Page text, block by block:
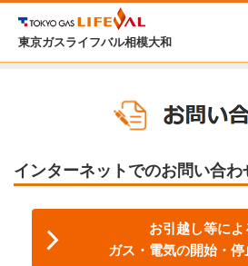
東京ガスライフバル相模大和
インターネットでのお問い合わ
お引越し等によ
ガス・電気の開始・停